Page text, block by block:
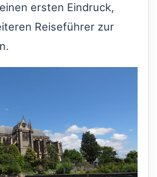
ersten Eindruck,
Reiseführer zur